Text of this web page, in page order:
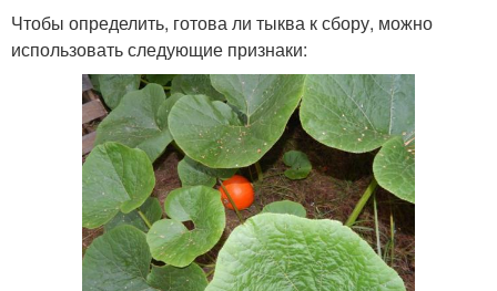
Чтобы определить, готова ли тыква к сбору, можно
использовать следующие признаки: